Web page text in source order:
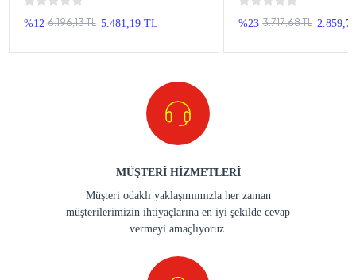
%12 6.196,13 TL 5.481,19 TL %23 3.717,68 TL
MÜŞTERİ HİZMETLERİ
Müşteri odaklı yaklaşımımızla her zaman
müşterilerimizin ihtiyaçlarına en iyi şekilde cevap
vermeyi amaçlıyoruz.